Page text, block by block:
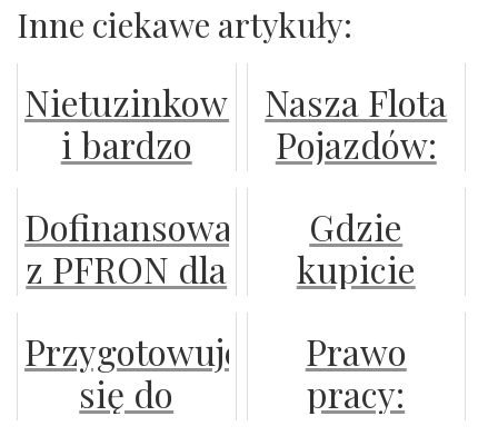
Inne ciekawe artykuły:
Nietuzinkowe
i bardzo
dekoracje
żeglarskie
Nasza Flota
Pojazdów:
Rozwiązania
Transportowe
Dofinansowanie
z PFRON dla
pracodawców
zatrudniających
osoby
Gdzie
kupicie
kurtkę
ochronną?
Przygotowujesz
się do
Prawo
pracy: